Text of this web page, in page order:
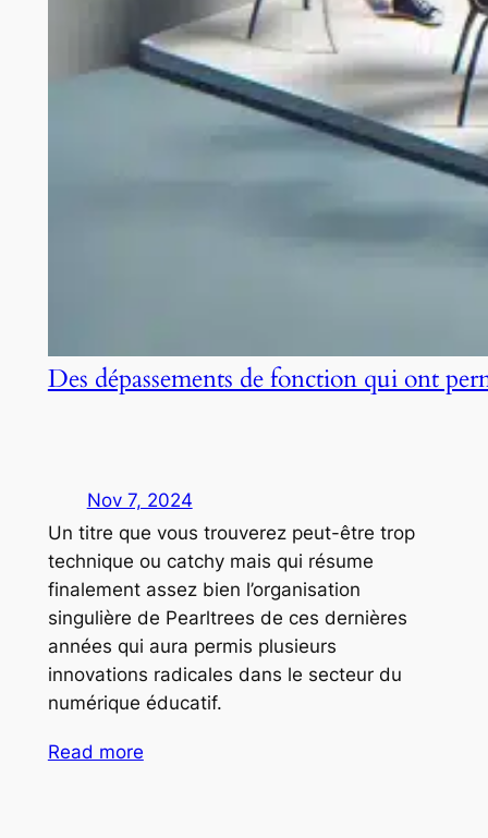
Des dépassements de fonction qui ont
Nov 7, 2024
Un titre que vous trouverez peut-être trop
technique ou catchy mais qui résume
finalement assez bien l’organisation
singulière de Pearltrees de ces dernières
années qui aura permis plusieurs
innovations radicales dans le secteur du
numérique éducatif.
Read more